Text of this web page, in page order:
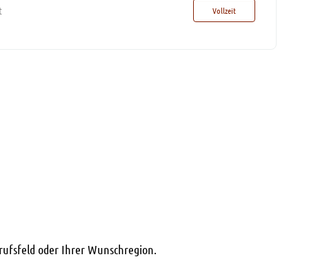
Vollzeit
oder Ihrer Wunschregion.